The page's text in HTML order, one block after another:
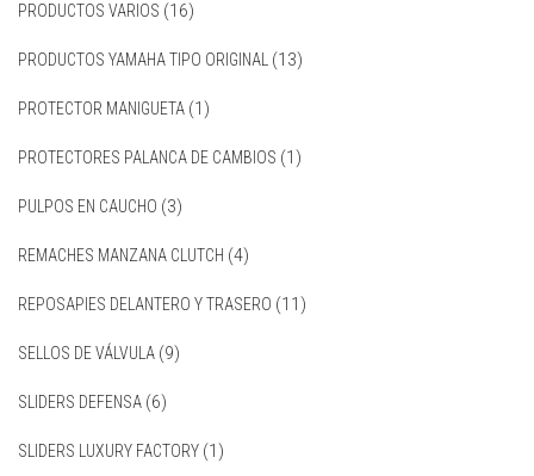
PRODUCTOS VARIOS (16)
PRODUCTOS YAMAHA TIPO ORIGINAL (13)
PROTECTOR MANIGUETA (1)
PROTECTORES PALANCA DE CAMBIOS (1)
PULPOS EN CAUCHO (3)
REMACHES MANZANA CLUTCH (4)
REPOSAPIES DELANTERO Y TRASERO (11)
SELLOS DE VÁLVULA (9)
SLIDERS DEFENSA (6)
SLIDERS LUXURY FACTORY (1)